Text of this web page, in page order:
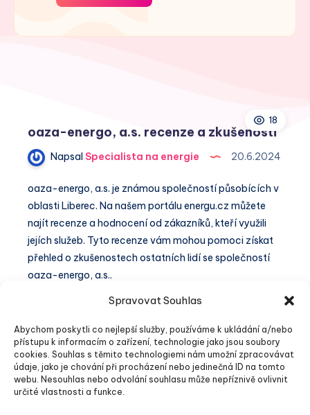
Spravovat Souhlas
Abychom poskytli co nejlepší služby, používáme k ukládání a/nebo
přístupu k informacím o zařízení, technologie jako jsou soubory
cookies. Souhlas s těmito technologiemi nám umožní zpracovávat
údaje, jako je chování při procházení nebo jedinečná ID na tomto
webu. Nesouhlas nebo odvolání souhlasu může nepříznivě ovlivnit
určité vlastnosti a funkce.
18
oaza-energo, a.s. recenze a zkušenosti
Napsal Specialista na energie 20.6.2024
oaza-energo, a.s. je známou společností působících v
oblasti Liberec. Na našem portálu energu.cz můžete
najít recenze a hodnocení od zákazníků, kteří využili
jejích služeb. Tyto recenze vám mohou pomoci získat
přehled o zkušenostech ostatních lidí se společností
oaza-energo, a.s..
energo,
a.s.
recenze
a
zkušenostiStránka 1 z 1